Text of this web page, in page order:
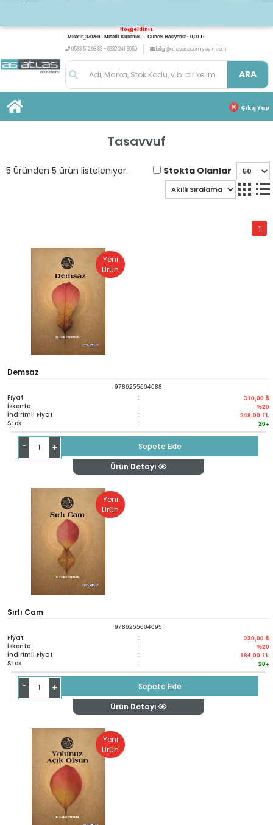
Hoşgeldiniz
Misafir_370260 - Misafir Kullanıcı - - Güncel Bakiyeniz : 0,00 TL
0533 512 93 83 - 0332 241 3059
bilgi@atlasakademiyayin.com
ARA
Çıkış Yap
Tasavvuf
5 Üründen 5 ürün listeleniyor. Stokta Olanlar
1
Yeni
Ürün
Demsaz
9786255604088
Fiyat : 310,00 ₺
İskonto : %20
İndirimli Fiyat : 248,00 TL
Stok : 20+
- +
Sepete Ekle
Ürün Detayı
Yeni
Ürün
Sırlı Cam
9786255604095
Fiyat : 230,00 ₺
İskonto : %20
İndirimli Fiyat : 184,00 TL
Stok : 20+
- +
Sepete Ekle
Ürün Detayı
Yeni
Ürün